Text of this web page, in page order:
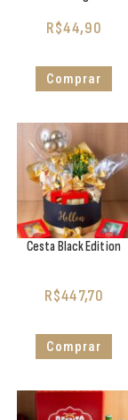
R$44,90
Comprar
Cesta Black Edition
R$447,70
Comprar